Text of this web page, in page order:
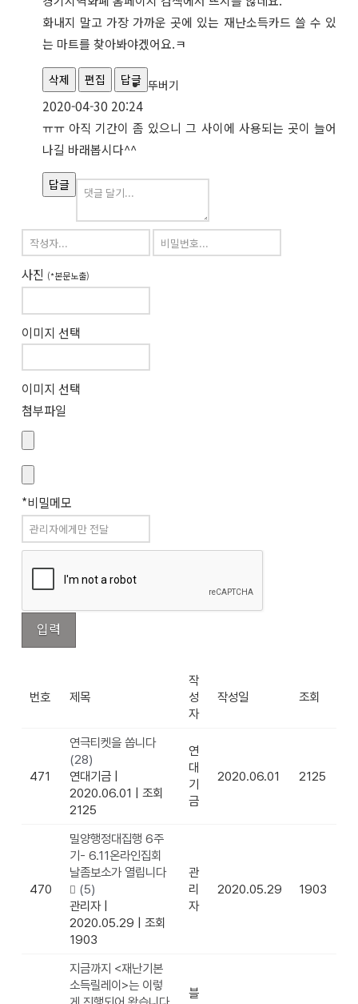
화내지 말고 가장 가까운 곳에 있는 재난소득카드 쓸 수 있
는 마트를 찾아봐야겠어요.ㅋ
삭제 편집 답글 뚜버기
2020-04-30 20:24
ㅠㅠ 아직 기간이 좀 있으니 그 사이에 사용되는 곳이 늘어
나길 바래봅시다^^
답글
사진 (*본문노출)
이미지 선택
이미지 선택
첨부파일
*비밀메모
번호 제목
작
성
자
작성일 조회
471
연극티켓을 쏩니다
(28)
연대기금 |
2020.06.01 | 조회
2125
연
대
기
금
2020.06.01 2125
470
밀양행정대집행 6주
기- 6.11온라인집회
날좀보소가 열립니다
(5)
관리자 |
2020.05.29 | 조회
1903
관
리
자
2020.05.29 1903
지금까지 <재난기본
소득릴레이>는 이렇
블